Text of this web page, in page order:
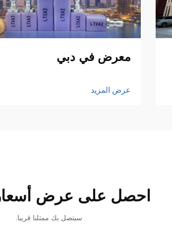
معرض في دبي
عرض المزيد
احصل على عرض
سيتصل بك ممثلنا قريبا.